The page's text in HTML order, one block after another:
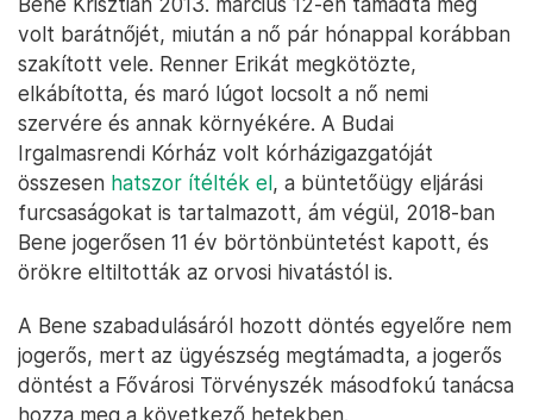
volt barátnőjét, miután a nő pár hónappal korábban
szakított vele. Renner Erikát megkötözte,
elkábította, és maró lúgot locsolt a nő nemi
szervére és annak környékére. A Budai
Irgalmasrendi Kórház volt kórházigazgatóját
összesen hatszor ítélték el, a büntetőügy eljárási
furcsaságokat is tartalmazott, ám végül, 2018-ban
Bene jogerősen 11 év börtönbüntetést kapott, és
örökre eltiltották az orvosi hivatástól is.
A Bene szabadulásáról hozott döntés egyelőre nem
jogerős, mert az ügyészség megtámadta, a jogerős
döntést a Fővárosi Törvényszék másodfokú tanácsa
hozza meg a következő hetekben.